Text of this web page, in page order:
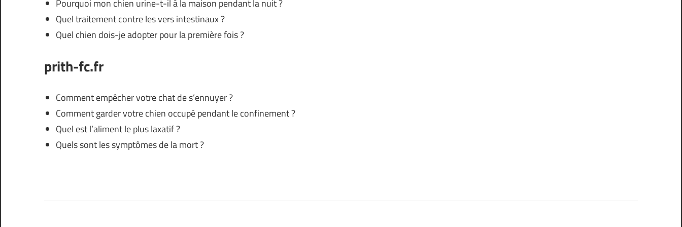
Pourquoi mon chien urine-t-il à la maison pendant la nuit ?
Quel traitement contre les vers intestinaux ?
Quel chien dois-je adopter pour la première fois ?
prith-fc.fr
Comment empêcher votre chat de s’ennuyer ?
Comment garder votre chien occupé pendant le confinement ?
Quel est l’aliment le plus laxatif ?
Quels sont les symptômes de la mort ?